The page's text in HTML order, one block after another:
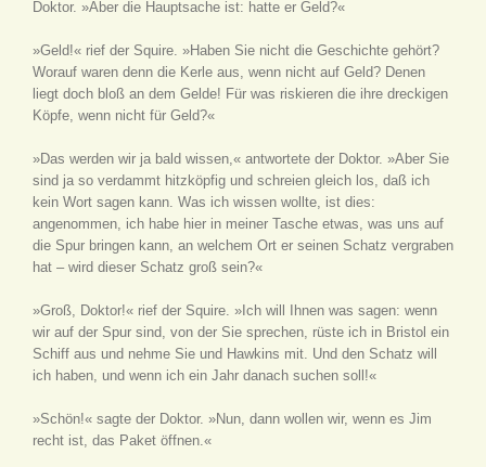
Doktor. »Aber die Hauptsache ist: hatte er Geld?«
»Geld!« rief der Squire. »Haben Sie nicht die Geschichte gehört?
Worauf waren denn die Kerle aus, wenn nicht auf Geld? Denen
liegt doch bloß an dem Gelde! Für was riskieren die ihre dreckigen
Köpfe, wenn nicht für Geld?«
»Das werden wir ja bald wissen,« antwortete der Doktor. »Aber Sie
sind ja so verdammt hitzköpfig und schreien gleich los, daß ich
kein Wort sagen kann. Was ich wissen wollte, ist dies:
angenommen, ich habe hier in meiner Tasche etwas, was uns auf
die Spur bringen kann, an welchem Ort er seinen Schatz vergraben
hat – wird dieser Schatz groß sein?«
»Groß, Doktor!« rief der Squire. »Ich will Ihnen was sagen: wenn
wir auf der Spur sind, von der Sie sprechen, rüste ich in Bristol ein
Schiff aus und nehme Sie und Hawkins mit. Und den Schatz will
ich haben, und wenn ich ein Jahr danach suchen soll!«
»Schön!« sagte der Doktor. »Nun, dann wollen wir, wenn es Jim
recht ist, das Paket öffnen.«